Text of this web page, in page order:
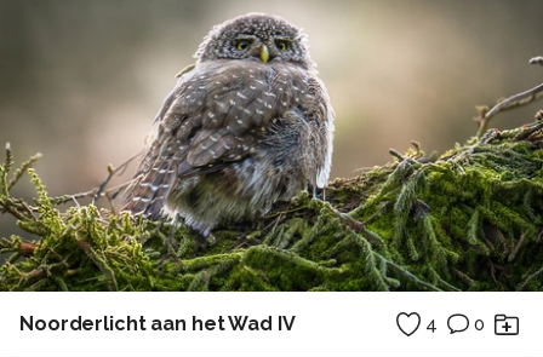
Noorderlicht aan het Wad IV 4 0